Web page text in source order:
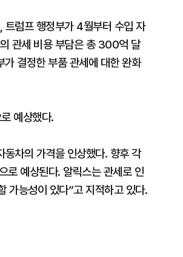
럼프 행정부가 4월부터 수입 자
관세 비용 부담은 총 300억 달
결정한 부품 관세에 대한 완화
예상했다.
차의 가격을 인상했다. 향후 각
로 예상된다. 알릭스는 관세로 인
가능성이 있다”고 지적하고 있다.